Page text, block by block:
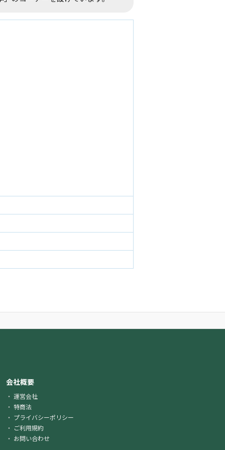
会社概要
運営会社
特商法
プライバシーポリシー
ご利用規約
お問い合わせ